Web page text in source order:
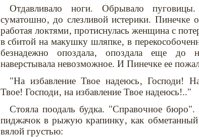
Отдавливало ноги. Обрывало
суматошно‚ до слезливой истерики. Пинечке
работая локтями‚ протиснулась женщина с
в сбитой на макушку шляпке‚ в
безнадежно опоздала‚ опоздала еще до
наверстывала невозможное. И Пинечке ее
"На избавление Твое надеюсь‚ Господи!
Твое! Господи‚ на избавление Твое надеюсь!.."
Стояла поодаль будка. "Справочное
пиджачок в рыжую крапинку‚ как
вялой грустью: